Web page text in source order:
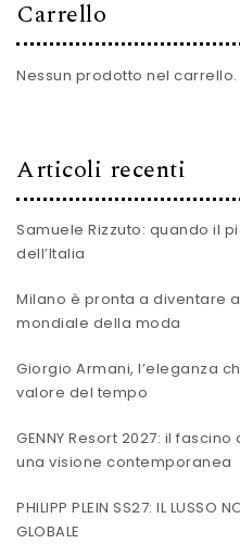
Carrello
Nessun prodotto nel carrello.
Articoli recenti
Samuele Rizzuto: quando il
dell’Italia
Milano è pronta a diventare
mondiale della moda
Giorgio Armani, l’eleganza
valore del tempo
GENNY Resort 2027: il
una visione contemporanea
PHILIPP PLEIN SS27: IL LUSSO
GLOBALE